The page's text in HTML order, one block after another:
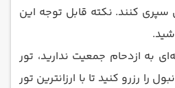
کنند. نکته قابل توجه این
به ازدحام جمعیت ندارید، تور
باشید اما به دنبال قیمت تور مناسب می‌گردید، هتل‌های 3 ستاره و ارزان استانبول را رزرو کنید تا با ارزانترین تور